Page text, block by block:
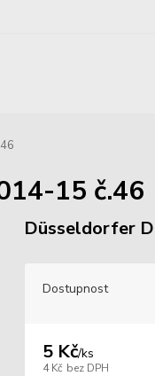
15 č.46
Düsseldorfer
Dostupnost
5 Kč/ks
4 Kč bez DPH